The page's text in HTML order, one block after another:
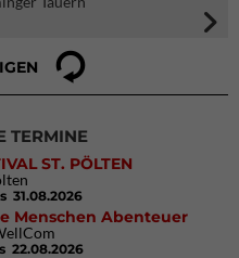
TERMINE
ST. PÖLTEN
31.08.2026
Menschen Abenteuer
22.08.2026